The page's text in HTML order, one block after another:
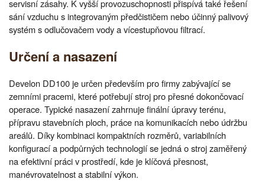
servisní zásahy. K vyšší provozuschopnosti přispívá také řešení
sání vzduchu s integrovaným předčističem nebo účinný palivový
systém s odlučovačem vody a vícestupňovou filtrací.
Určení a nasazení
Develon DD100 je určen především pro firmy zabývající se
zemními pracemi, které potřebují stroj pro přesné dokončovací
operace. Typické nasazení zahrnuje finální úpravy terénu,
přípravu stavebních ploch, práce na komunikacích nebo údržbu
areálů. Díky kombinaci kompaktních rozměrů, variabilních
konfigurací a podpůrných technologií se jedná o stroj zaměřený
na efektivní práci v prostředí, kde je klíčová přesnost,
manévrovatelnost a stabilní výkon.